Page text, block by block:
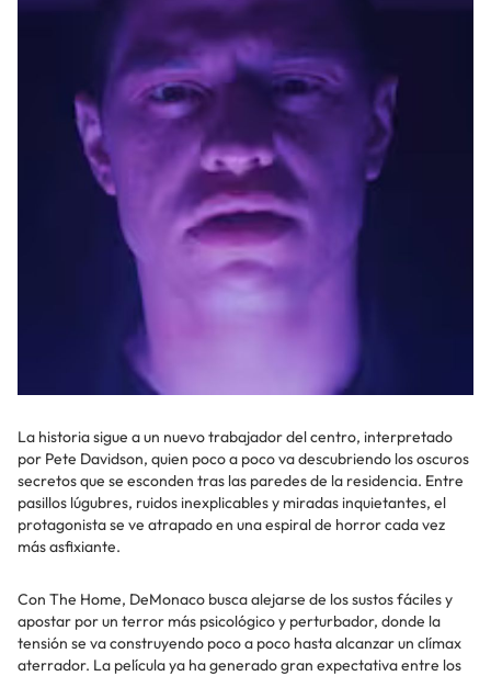
La historia sigue a un nuevo trabajador del centro, interpretado
por Pete Davidson, quien poco a poco va descubriendo los oscuros
secretos que se esconden tras las paredes de la residencia. Entre
pasillos lúgubres, ruidos inexplicables y miradas inquietantes, el
protagonista se ve atrapado en una espiral de horror cada vez
más asfixiante.
Con The Home, DeMonaco busca alejarse de los sustos fáciles y
apostar por un terror más psicológico y perturbador, donde la
tensión se va construyendo poco a poco hasta alcanzar un clímax
aterrador. La película ya ha generado gran expectativa entre los